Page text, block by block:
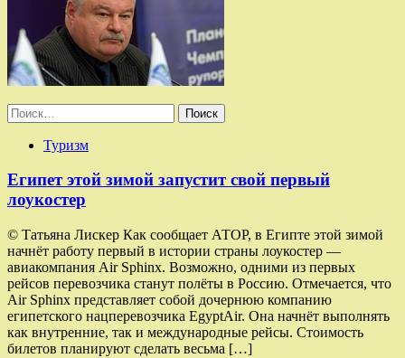
Найти:
Туризм
Египет этой зимой запустит свой первый
лоукостер
© Татьяна Лискер Как сообщает АТОР, в Египте этой зимой
начнёт работу первый в истории страны лоукостер —
авиакомпания Air Sphinx. Возможно, одними из первых
рейсов перевозчика станут полёты в Россию. Отмечается, что
Air Sphinx представляет собой дочернюю компанию
египетского нацперевозчика EgyptAir. Она начнёт выполнять
как внутренние, так и международные рейсы. Стоимость
билетов планируют сделать весьма […]